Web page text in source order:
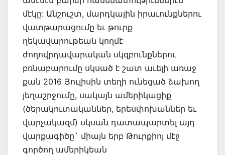
մէկը: Անշուշտ, մարդկային իրաւունքներու
վատթարացումը եւ թուրք
ղեկավարութեան կողմէ
ժողովրդավարական սկզբունքներու
բռնաբարումը սկսած է շատ աւելի առաջ
քան 2016 Յուլիսին տեղի ունեցած ձախող
յեղաշրջումը, սակայն ամերիկացիք
(ծերակուտականներ, երեսփոխաններ եւ
վարչակազմ) սկսան դատապարտել այդ
վարքագիծը` միայն երբ Թուրքիոյ մէջ
գործող ամերիկեան